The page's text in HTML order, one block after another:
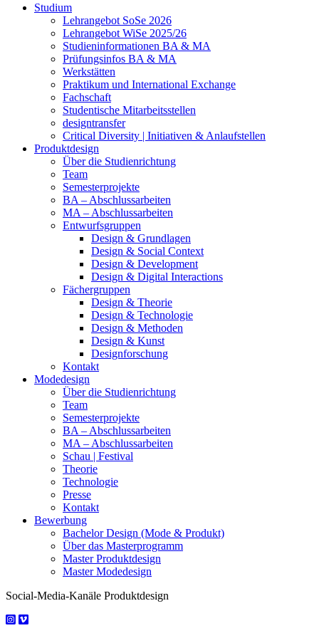
Studium
Lehrangebot SoSe 2026
Lehrangebot WiSe 2025/26
Studieninformationen ­BA & MA
Prüfungsinfos BA & MA
Werkstätten
Praktikum und International Exchange
Fachschaft
Studentische Mitarbeitsstellen
designtransfer
Critical Diversity | Initiativen & Anlaufstellen
Produktdesign
Über die Studienrichtung
Team
Semesterprojekte
BA – Abschlussarbeiten
MA – Abschlussarbeiten
Entwurfsgruppen
Design & Grundlagen
Design & Social Context
Design & Development
Design & Digital Interactions
Fächergruppen
Design & Theorie
Design & Technologie
Design & Methoden
Design & Kunst
Designforschung
Kontakt
Modedesign
Über die Studienrichtung
Team
Semesterprojekte
BA – Abschlussarbeiten
MA – Abschlussarbeiten
Schau | Festival
Theorie
Technologie
Presse
Kontakt
Bewerbung
Bachelor Design (Mode & Produkt)
Über das Masterprogramm
Master Produktdesign
Master Modedesign
Social-Media-Kanäle Produktdesign